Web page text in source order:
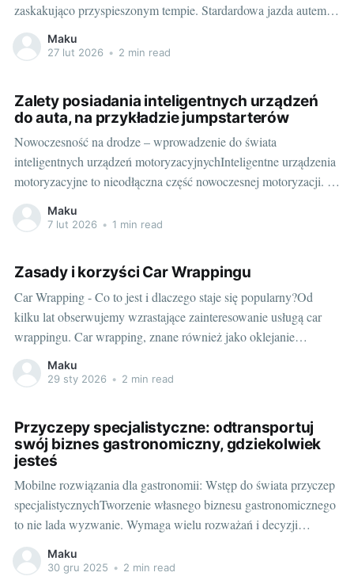
zaskakująco przyspieszonym tempie. Stardardowa jazda autem
jaką znamy, przekształca się w wysoce zaawansowany kokpit
pełen najnowszych technologii. To nie tylko komfort jazdy, ale
Maku
27 lut 2026 • 2 min read
Zalety posiadania inteligentnych urządzeń
do auta, na przykładzie jumpstarterów
Nowoczesność na drodze – wprowadzenie do świata
inteligentnych urządzeń motoryzacyjnychInteligentne urządzenia
motoryzacyjne to nieodłączna część nowoczesnej motoryzacji. Są
one nie tylko komfortem, ale również bezpieczeństwem na
drodze. Szeroka gama oferty pozwala zaspokoić nawet
użytkowanie samochodu. Jednym z
Maku
7 lut 2026 • 1 min read
Zasady i korzyści Car Wrappingu
Car Wrapping - Co to jest i dlaczego staje się popularny?Od
kilku lat obserwujemy wzrastające zainteresowanie usługą car
wrappingu. Car wrapping, znane również jako oklejanie
samochodów, to proces nanoszenia specjalnej folii na
powierzchnię pojazdu. Folia może nie tylko zmienić kolor
Maku
29 sty 2026 • 2 min read
Przyczepy specjalistyczne: odtransportuj
swój biznes gastronomiczny, gdziekolwiek
jesteś
Mobilne rozwiązania dla gastronomii: Wstęp do świata przyczep
specjalistycznychTworzenie własnego biznesu gastronomicznego
to nie lada wyzwanie. Wymaga wielu rozważań i decyzji
dotyczących lokalizacji, wyposażenia, menu i wielu innych
aspektów. Jednym z nowoczesnych rozwiązań, które zdobywa
Maku
30 gru 2025 • 2 min read